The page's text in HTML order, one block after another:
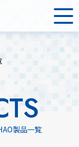
製品一覧